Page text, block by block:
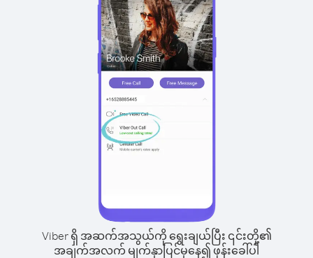
Viber ရှိ အဆက်အသွယ်ကို ရွေးချယ်ပြီး ၎င်းတို့၏
အချက်အလက် မျက်နှာပြင်မှနေ၍ ဖုန်းခေါ်ပါ